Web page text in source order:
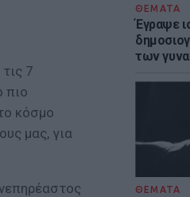
ΘΕΜΑΤΑ
Έγραψε
των
ΘΕΜΑΤΑ
7
πιο
κόσμο
μας, για